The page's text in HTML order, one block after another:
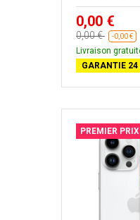
0,00 €
0,00 € -0,00 €
Livraison
GARANTIE
PREMIER PRIX